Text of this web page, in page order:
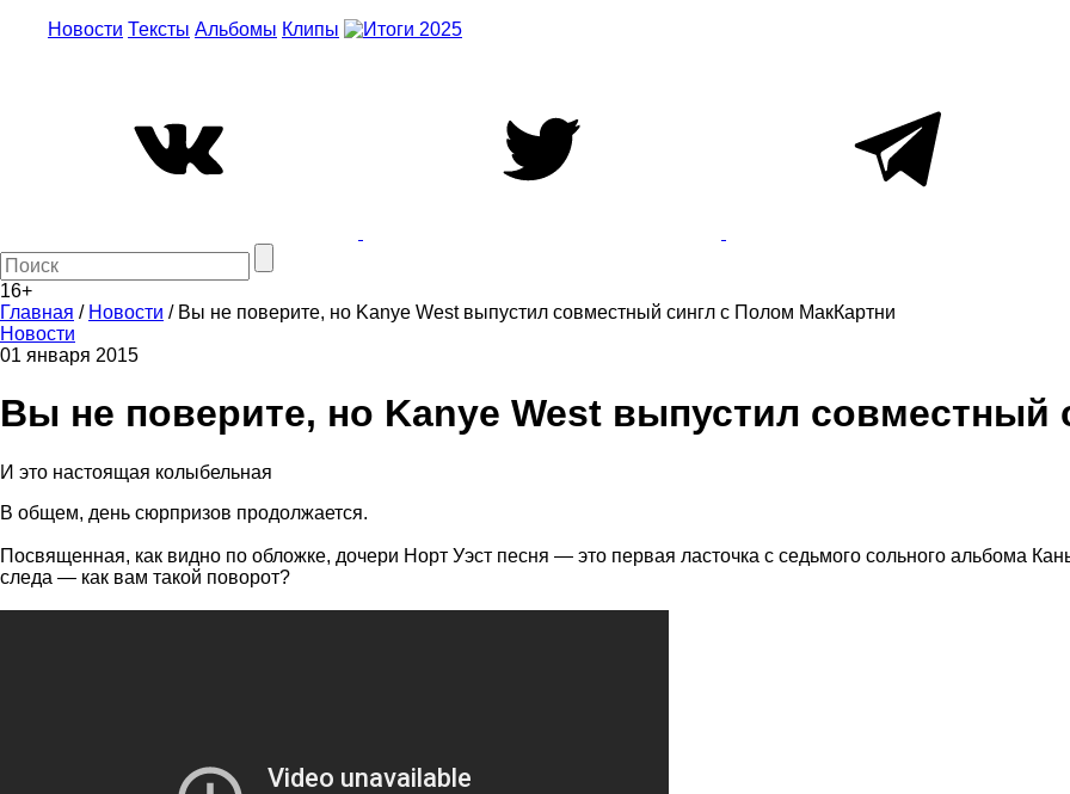
Новости Тексты Альбомы Клипы
16+
Главная / Новости / Вы не поверите, но Kanye West выпустил совместный сингл с Полом МакКартни
Новости
01 января 2015
Вы не поверите, но Kanye West выпустил совместный
И это настоящая колыбельная
В общем, день сюрпризов продолжается.
Посвященная, как видно по обложке, дочери Норт Уэст песня — это первая ласточка с седьмого сольного альбома
следа — как вам такой поворот?